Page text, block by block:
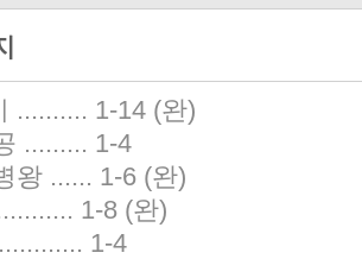
.......... 1-14 (완)
......... 1-4
왕 ...... 1-6 (완)
1-8 (완)
1-4